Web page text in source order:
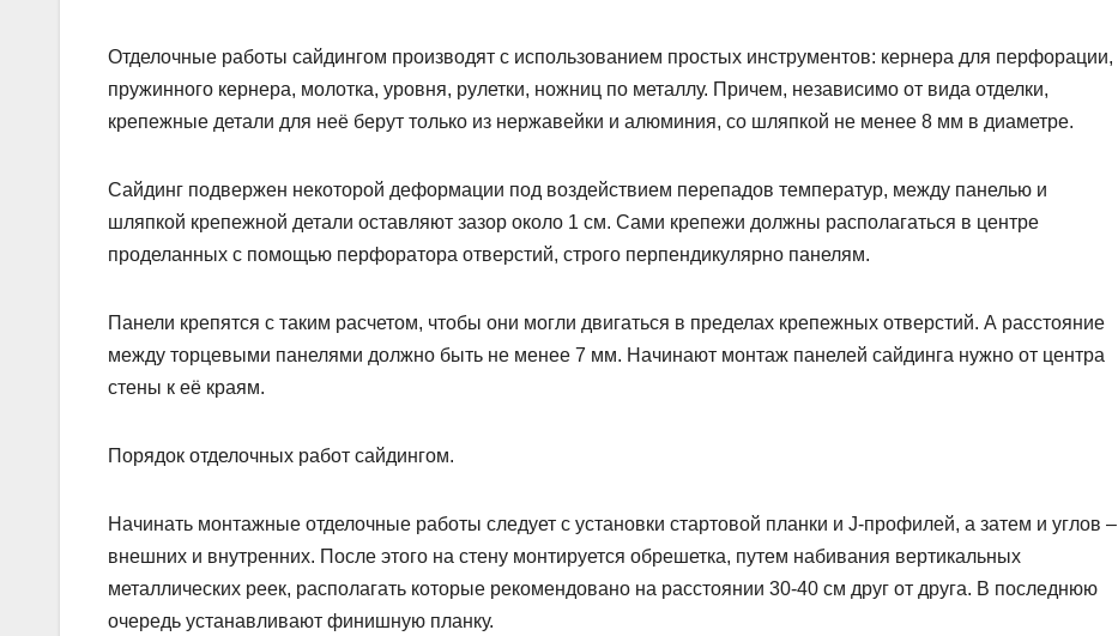
Отделочные работы сайдингом производят с использованием простых инструментов: кернера для перфорации,
пружинного кернера, молотка, уровня, рулетки, ножниц по металлу. Причем, независимо от вида отделки,
крепежные детали для неё берут только из нержавейки и алюминия, со шляпкой не менее 8 мм в диаметре.
Сайдинг подвержен некоторой деформации под воздействием перепадов температур, между панелью и
шляпкой крепежной детали оставляют зазор около 1 см. Сами крепежи должны располагаться в центре
проделанных с помощью перфоратора отверстий, строго перпендикулярно панелям.
Панели крепятся с таким расчетом, чтобы они могли двигаться в пределах крепежных отверстий. А расстояние
между торцевыми панелями должно быть не менее 7 мм. Начинают монтаж панелей сайдинга нужно от центра
стены к её краям.
Порядок отделочных работ сайдингом.
Начинать монтажные отделочные работы следует с установки стартовой планки и J-профилей, а затем и углов –
внешних и внутренних. После этого на стену монтируется обрешетка, путем набивания вертикальных
металлических реек, располагать которые рекомендовано на расстоянии 30-40 см друг от друга. В последнюю
очередь устанавливают финишную планку.